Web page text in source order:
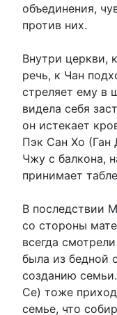
объединения,
против них.
Внутри церкви,
речь, к Чан
стреляет ему в
видела себя
он истекает
Пэк Сан Хо (Ган
Чжу с балкона,
принимает
В последствии
со стороны
всегда
была из бедной
созданию
Се) тоже
семье, что